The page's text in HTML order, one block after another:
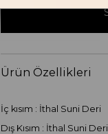
Ürün Özellikleri
İç kısım : İthal Suni Deri
Dış Kısım : İthal Suni Deri